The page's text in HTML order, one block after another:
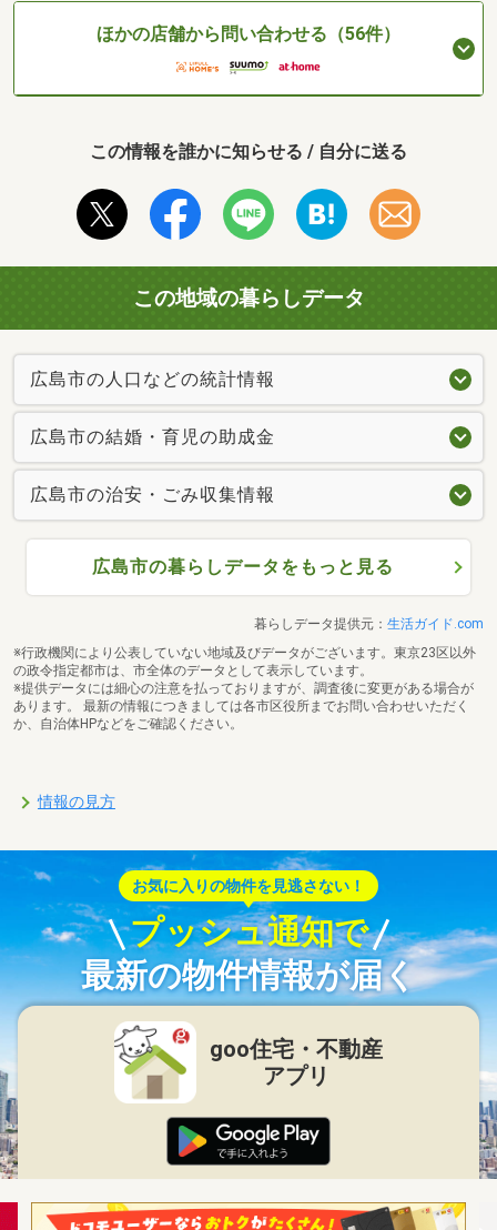
ほかの店舗から問い合わせる（56件）
この情報を誰かに知らせる / 自分に送る
この地域の暮らしデータ
広島市の人口などの統計情報
広島市の結婚・育児の助成金
広島市の治安・ごみ収集情報
広島市の暮らしデータをもっと見る
暮らしデータ提供元： 生活ガイド.com
※行政機関により公表していない地域及びデータがございます。東京23区以外
の政令指定都市は、市全体のデータとして表示しています。
※提供データには細心の注意を払っておりますが、調査後に変更がある場合が
あります。 最新の情報につきましては各市区役所までお問い合わせいただく
か、自治体HPなどをご確認ください。
情報の見方
お気に入りの物件を見逃さない！
プッシュ通知で
最新の物件情報が届く
goo住宅・不動産
アプリ